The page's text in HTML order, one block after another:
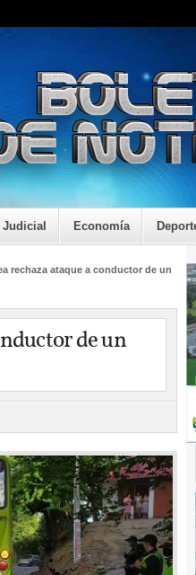
Judicial Economía
rechaza ataque a conductor de un
de un